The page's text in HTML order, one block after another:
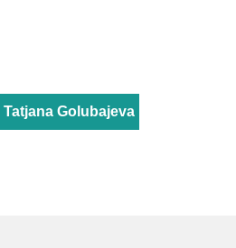
Tatjana Golubajeva